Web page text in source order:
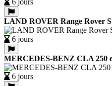
LAND ROVER Range Rover
6 jours
MERCEDES-BENZ CLA 250
6 jours